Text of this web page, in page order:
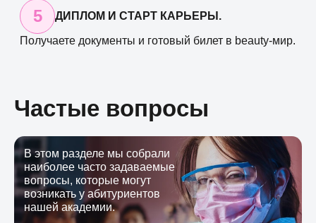
5
ДИПЛОМ И СТАРТ КАРЬЕРЫ.
Получаете документы и готовый билет в beauty-мир.
Частые вопросы
В этом разделе мы собрали
наиболее часто задаваемые
вопросы, которые могут
возникать у абитуриентов
нашей академии.